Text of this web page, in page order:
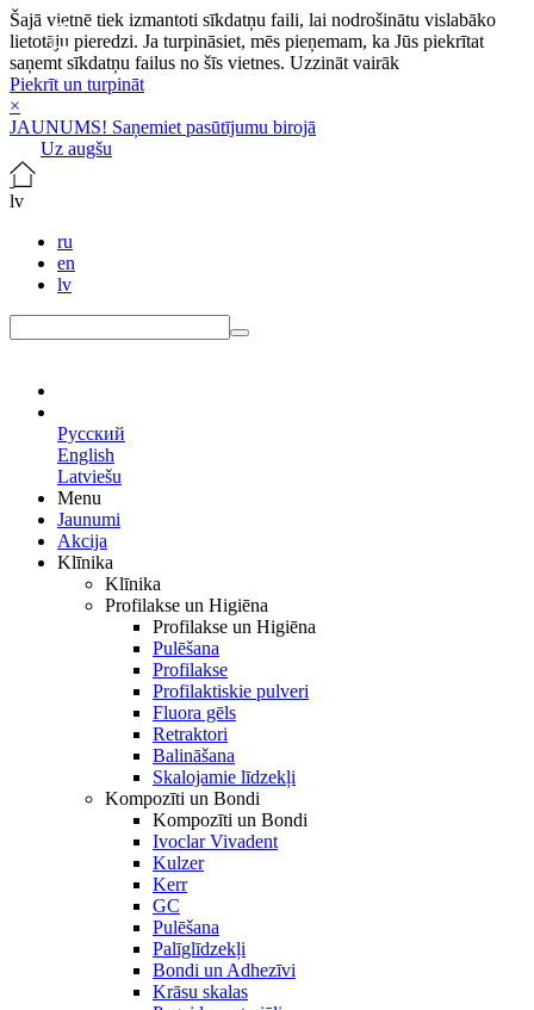
Šajā vietnē tiek izmantoti sīkdatņu faili, lai nodrošinātu vislabāko
lietotāju pieredzi. Ja turpināsiet, mēs pieņemam, ka Jūs piekrītat
saņemt sīkdatņu failus no šīs vietnes. Uzzināt vairāk
Piekrīt un turpināt
×
JAUNUMS! Saņemiet pasūtījumu birojā
Uz augšu
lv
ru
en
lv
Русский
English
Latviešu
Menu
Jaunumi
Akcija
Klīnika
Klīnika
Profilakse un Higiēna
Profilakse un Higiēna
Pulēšana
Profilakse
Profilaktiskie pulveri
Fluora gēls
Retraktori
Balināšana
Skalojamie līdzekļi
Kompozīti un Bondi
Kompozīti un Bondi
Ivoclar Vivadent
Kulzer
Kerr
GC
Pulēšana
Palīglīdzekļi
Bondi un Adhezīvi
Krāsu skalas